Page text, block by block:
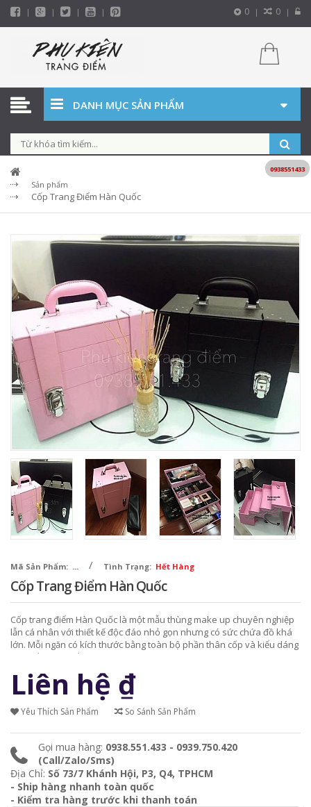
0 0
DANH MỤC SẢN PHẨM
Sản phẩm
Cốp Trang Điểm Hàn Quốc
Mã Sản Phẩm: ... / Tình Trạng: Hết Hàng
Cốp Trang Điểm Hàn Quốc
Cốp trang điểm Hàn Quốc là một mẫu thùng make up chuyên nghiệp
lẫn cá nhân với thiết kế độc đáo nhỏ gọn nhưng có sức chứa đồ khá
lớn. Mỗi ngăn có kích thước bằng toàn bộ phần thân cốp và kiểu dáng
xinh xắn, đẹp mắt.
Liên hệ ₫
Yêu Thích Sản Phẩm So Sánh Sản Phẩm
Gọi mua hàng: 0938.551.433 - 0939.750.420
(Call/Zalo/Sms)
Địa Chỉ: Số 73/7 Khánh Hội, P3, Q4, TPHCM
- Ship hàng nhanh toàn quốc
- Kiểm tra hàng trước khi thanh toán
0938551433